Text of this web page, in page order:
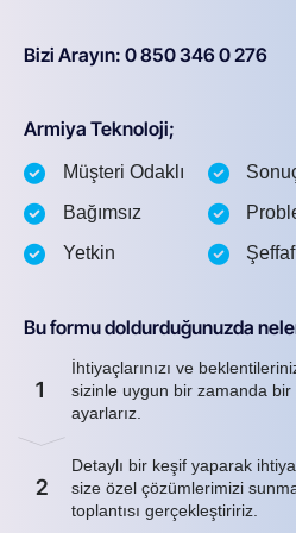
Bizi Arayın: 0 850 346 0 276
Armiya Teknoloji;
Müşteri Odaklı
Bağımsız
Yetkin
Şeffaf
Bu formu doldurduğunuzda
1
İhtiyaçlarınızı ve
sizinle uygun bir zamanda
ayarlarız.
2
Detaylı bir keşif yaparak
size özel çözümlerimizi
toplantısı gerçekleştiririz.